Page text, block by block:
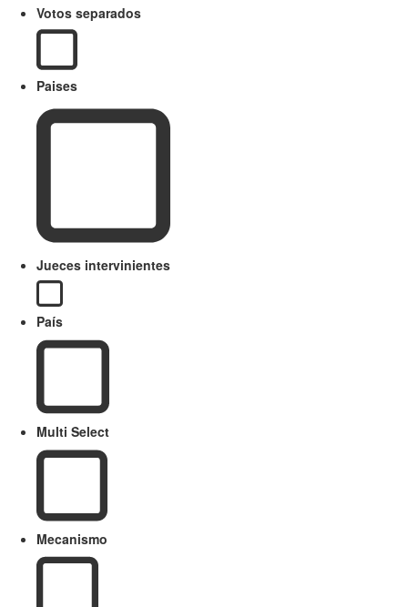
Votos separados
Paises
Jueces intervinientes
País
Multi Select
Mecanismo